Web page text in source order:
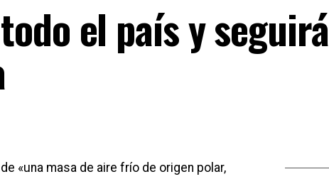
el país y seguirá
«una masa de aire frío de origen polar,